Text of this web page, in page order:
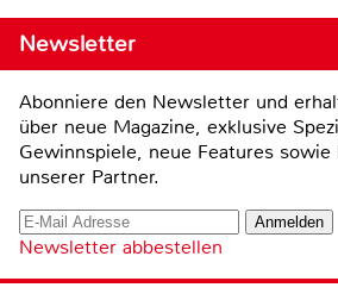
Newsletter
Abonniere den Newsletter und
über neue Magazine, exklusive
Gewinnspiele, neue Features
unserer Partner.
Newsletter abbestellen